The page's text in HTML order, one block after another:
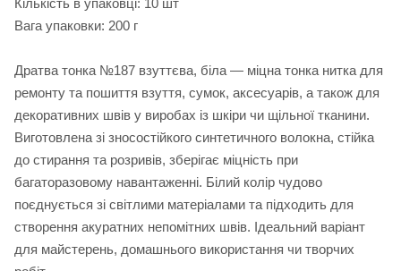
Кількість в упаковці: 10 шт
Вага упаковки: 200 г
Дратва тонка №187 взуттєва, біла — міцна тонка нитка для
ремонту та пошиття взуття, сумок, аксесуарів, а також для
декоративних швів у виробах із шкіри чи щільної тканини.
Виготовлена зі зносостійкого синтетичного волокна, стійка
до стирання та розривів, зберігає міцність при
багаторазовому навантаженні. Білий колір чудово
поєднується зі світлими матеріалами та підходить для
створення акуратних непомітних швів. Ідеальний варіант
для майстерень, домашнього використання чи творчих